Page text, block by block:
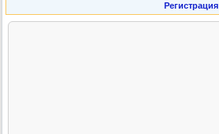
Регистрация